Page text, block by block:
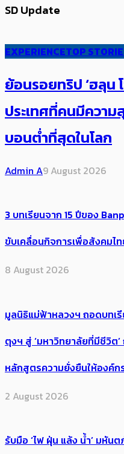
SD Update
EXPERIENCETOP
ย้อนรอยทริป ‘ฮลุน โ
ประเทศ​ที่คน​มีควา
บอนต่ำที่สุดในโลก
Admin A9 August 2026
3 บทเรียนจาก 15 ปีของ
ขับเคลื่อนกิจการเพื่อสังคมไ
8 August 2026
มูลนิธิแม่ฟ้าหลวงฯ ถอดบทเ
ตุงฯ สู่ ‘มหาวิทยาลัยที่มีชีวิ
หลักสูตรความยั่งยืนให้องค์ก
2 August 2026
รับมือ ‘ไฟ ฝุ่น แล้ง น้ำ’ มหัน